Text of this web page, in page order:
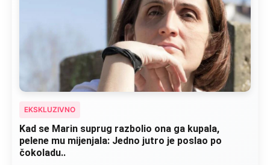
EKSKLUZIVNO
Kad se Marin suprug razbolio ona ga kupala,
pelene mu mijenjala: Jedno jutro je poslao po
čokoladu..